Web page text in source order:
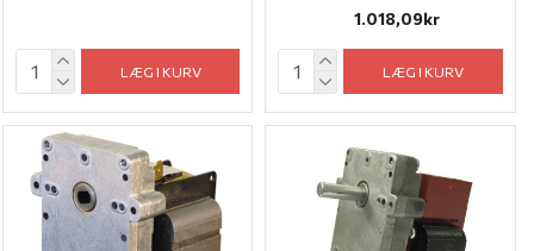
LÆG I KURV
1.018,09kr
LÆG I KURV